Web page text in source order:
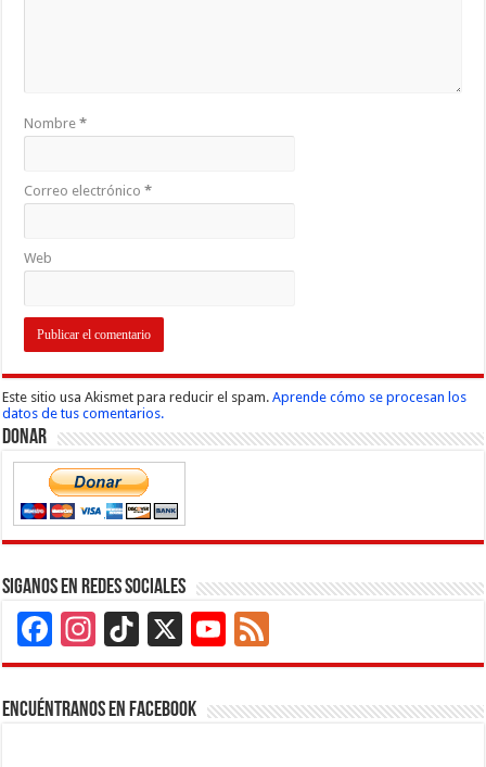
Nombre*
Correo electrónico*
Web
Este sitio usa Akismet para reducir el spam.Aprende cómo se procesan los
datos de tus comentarios.
Donar
Siganos en Redes Sociales
Facebook
Instagram
TikTok
X
YouTube
Channel
Encuéntranos en Facebook